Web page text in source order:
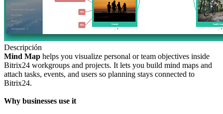
Descripción
Mind Map helps you visualize personal or team objectives inside
Bitrix24 workgroups and projects. It lets you build mind maps and
attach tasks, events, and users so planning stays connected to
Bitrix24.
Why businesses use it